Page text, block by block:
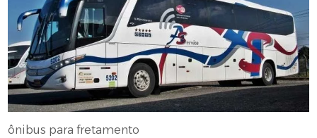
ônibus para fretamento